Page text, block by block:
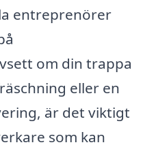
entreprenörer
om din trappa
eller en
är det viktigt
som kan